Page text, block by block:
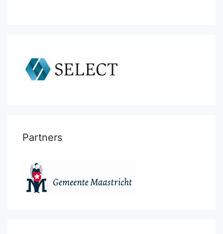
Partners